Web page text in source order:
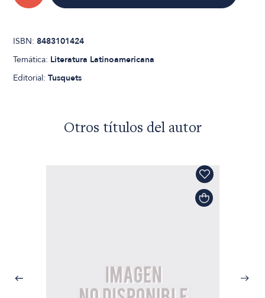
ISBN:8483101424
Temática: Literatura Latinoamericana
Editorial:Tusquets
Otros títulos del autor